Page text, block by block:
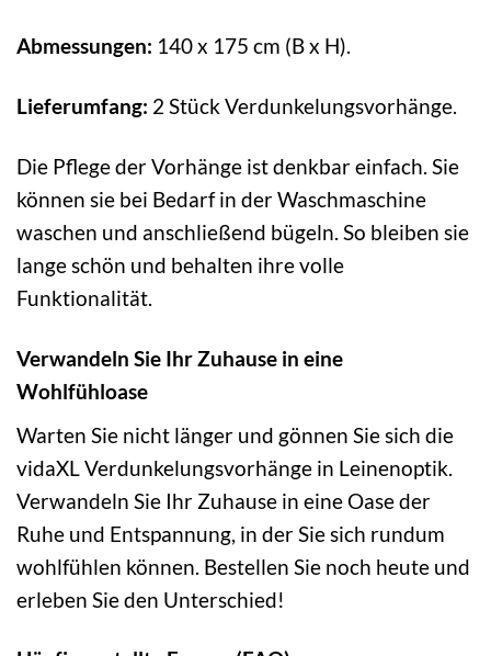
Abmessungen: 140 x 175 cm (B x H).
Lieferumfang: 2 Stück Verdunkelungsvorhänge.
Die Pflege der Vorhänge ist denkbar einfach. Sie
können sie bei Bedarf in der Waschmaschine
waschen und anschließend bügeln. So bleiben sie
lange schön und behalten ihre volle
Funktionalität.
Verwandeln Sie Ihr Zuhause in eine
Wohlfühloase
Warten Sie nicht länger und gönnen Sie sich die
vidaXL Verdunkelungsvorhänge in Leinenoptik.
Verwandeln Sie Ihr Zuhause in eine Oase der
Ruhe und Entspannung, in der Sie sich rundum
wohlfühlen können. Bestellen Sie noch heute und
erleben Sie den Unterschied!